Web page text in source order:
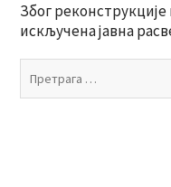
Због
искључена јавна